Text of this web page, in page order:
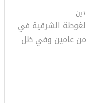
الشرقية في
من عامين وفي ظل